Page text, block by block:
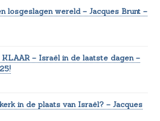
losgeslagen wereld – Jacques Brunt –
– Israël in de laatste dagen –
in de plaats van Israël? – Jacques